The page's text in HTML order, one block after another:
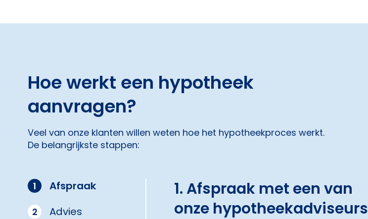
Hoe werkt een hypotheek
aanvragen?
Veel van onze klanten willen weten hoe het hypotheekproces werkt.
De belangrijkste stappen:
1 Afspraak
2 Advies
1. Afspraak met een van
onze hypotheekadviseurs